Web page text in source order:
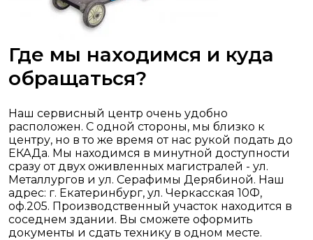
Где мы находимся и куда
обращаться?
Наш сервисный центр очень удобно
расположен. С одной стороны, мы близко к
центру, но в то же время от нас рукой подать до
ЕКАДа. Мы находимся в минутной доступности
сразу от двух оживленных магистралей - ул.
Металлургов и ул. Серафимы Дерябиной. Наш
адрес: г. Екатеринбург, ул. Черкасская 10Ф,
оф.205. Производственный участок находится в
соседнем здании. Вы сможете оформить
документы и сдать технику в одном месте.